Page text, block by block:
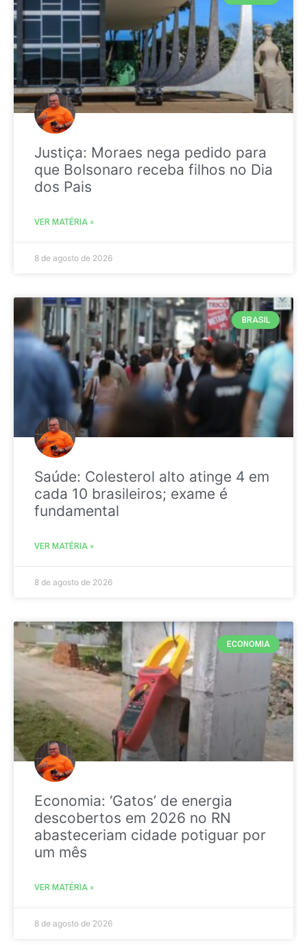
Justiça: Moraes nega pedido para
que Bolsonaro receba filhos no Dia
dos Pais
VER MATÉRIA »
8 de agosto de 2026
BRASIL
Saúde: Colesterol alto atinge 4 em
cada 10 brasileiros; exame é
fundamental
VER MATÉRIA »
8 de agosto de 2026
ECONOMIA
Economia: ‘Gatos’ de energia
descobertos em 2026 no RN
abasteceriam cidade potiguar por
um mês
VER MATÉRIA »
8 de agosto de 2026